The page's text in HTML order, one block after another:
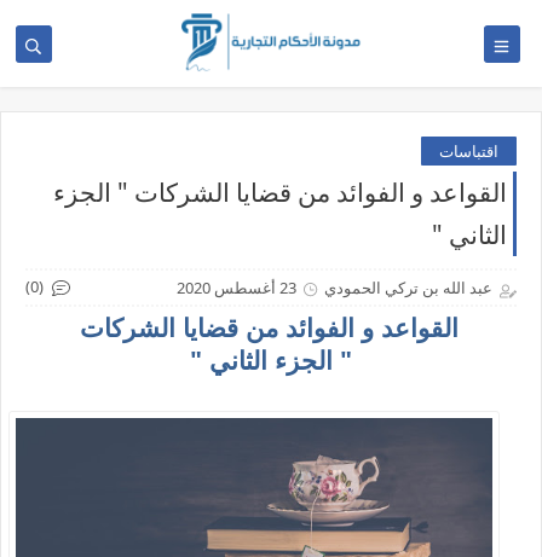
اقتباسات
القواعد و الفوائد من قضايا الشركات " الجزء
الثاني "
عبد الله بن تركي الحمودي 23 أغسطس 2020 (0)
القواعد و الفوائد من قضايا الشركات
" الجزء الثاني "